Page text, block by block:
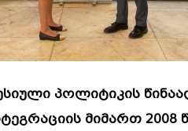
პოლიტიკის
მიმართ 2008